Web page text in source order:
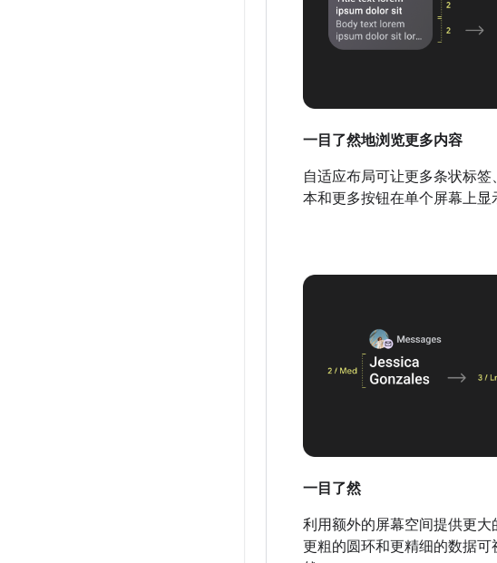
一目了然地浏览更多内容
自适应布局可让更多条状标
本和更多按钮在单个屏幕上显
一目了然
利用额外的屏幕空间提供更大
更粗的圆环和更精细的数据可